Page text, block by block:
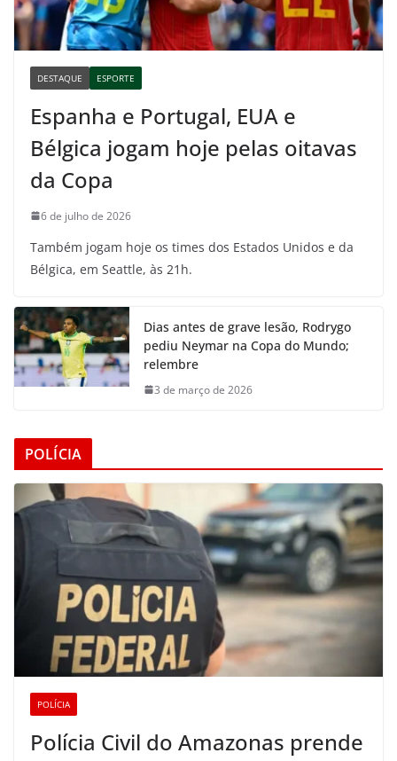
DESTAQUE ESPORTE
Espanha e Portugal, EUA e
Bélgica jogam hoje pelas oitavas
da Copa
6 de julho de 2026
Também jogam hoje os times dos Estados Unidos e da
Bélgica, em Seattle, às 21h.
Dias antes de grave lesão, Rodrygo
pediu Neymar na Copa do Mundo;
relembre
3 de março de 2026
POLÍCIA
POLÍCIA
Polícia Civil do Amazonas prende